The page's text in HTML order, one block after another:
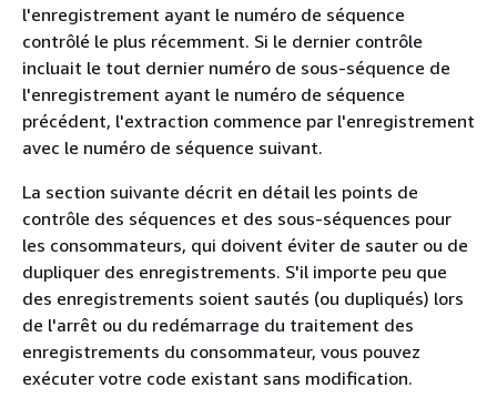
l'enregistrement ayant le numéro de séquence
contrôlé le plus récemment. Si le dernier contrôle
incluait le tout dernier numéro de sous-séquence de
l'enregistrement ayant le numéro de séquence
précédent, l'extraction commence par l'enregistrement
avec le numéro de séquence suivant.
La section suivante décrit en détail les points de
contrôle des séquences et des sous-séquences pour
les consommateurs, qui doivent éviter de sauter ou de
dupliquer des enregistrements. S'il importe peu que
des enregistrements soient sautés (ou dupliqués) lors
de l'arrêt ou du redémarrage du traitement des
enregistrements du consommateur, vous pouvez
exécuter votre code existant sans modification.